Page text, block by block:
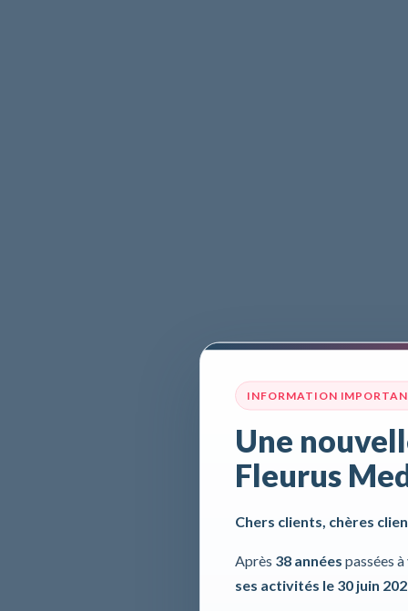
INFORMATION
Une
Fleurus
Chers clients, chères
Après 38 années passées
ses activités le 30 juin